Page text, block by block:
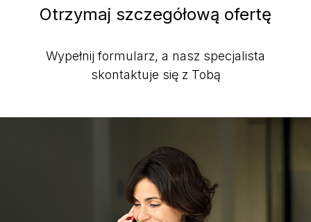
Otrzymaj szczegółową ofertę
Wypełnij formularz, a nasz specjalista
skontaktuje się z Tobą